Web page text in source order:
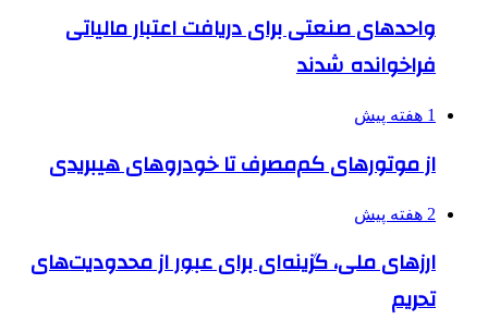
واحدهای صنعتی برای دریافت اعتبار مالیاتی
فراخوانده شدند
1 هفته پیش
از موتورهای کم‌مصرف تا خودروهای هیبریدی
2 هفته پیش
ارزهای ملی، گزینه‌ای برای عبور از محدودیت‌های
تحریم